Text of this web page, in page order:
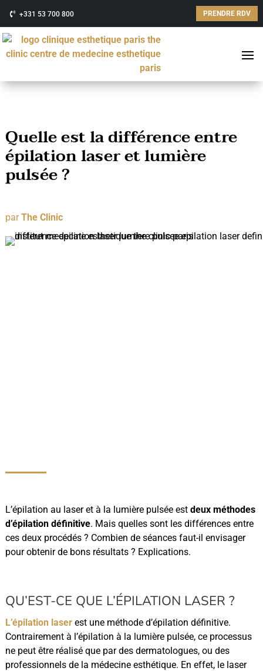
+331 53 700 800 PRENDRE RDV
Quelle est la différence entre
épilation laser et lumière
pulsée ?
parThe Clinic
L’épilation au laser et à la lumière pulsée est deux méthodes
d’épilation définitive. Mais quelles sont les différences entre
ces deux procédés ? Combien de séances faut-il envisager
pour obtenir de bons résultats ? Explications.
QU’EST-CE QUE L’ÉPILATION LASER ?
L’épilation laserest une méthode d’épilation définitive.
Contrairement à l’épilation à la lumière pulsée, ce processus
ne peut être réalisé que par des dermatologues, ou des
professionnels de la médecine esthétique. En effet, le laser